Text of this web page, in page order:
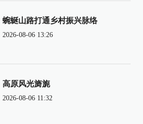
蜿蜒山路打通乡村振兴脉络
2026-08-06 13:26
高原风光旖旎
2026-08-06 11:32